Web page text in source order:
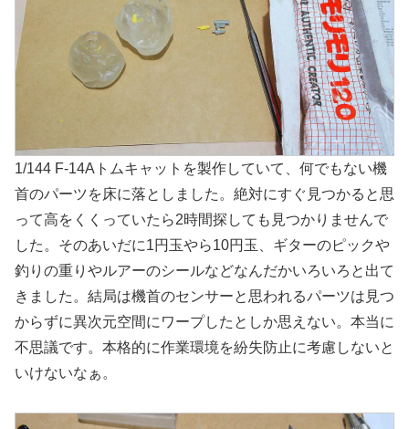
1/144 F-14Aトムキャットを製作していて、何でもない機
首のパーツを床に落としました。絶対にすぐ見つかると思
って高をくくっていたら2時間探しても見つかりませんで
した。そのあいだに1円玉やら10円玉、ギターのピックや
釣りの重りやルアーのシールなどなんだかいろいろと出て
きました。結局は機首のセンサーと思われるパーツは見つ
からずに異次元空間にワープしたとしか思えない。本当に
不思議です。本格的に作業環境を紛失防止に考慮しないと
いけないなぁ。